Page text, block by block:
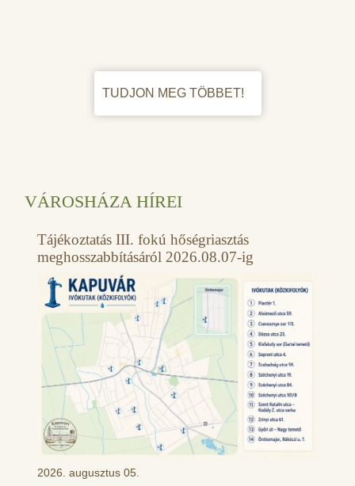
TUDJON MEG TÖBBET!
VÁROSHÁZA HÍREI
Tájékoztatás III. fokú hőségriasztás
meghosszabbításáról 2026.08.07-ig
2026. augusztus 05.